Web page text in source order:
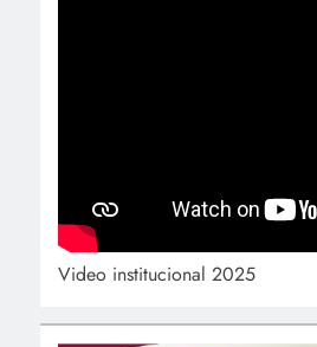
Video institucional 2025